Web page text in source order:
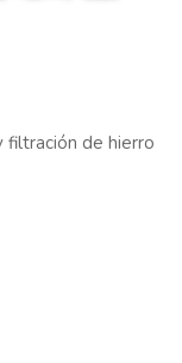
filtración de hierro